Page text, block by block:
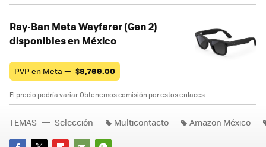
Ray-Ban Meta Wayfarer (Gen 2)
disponibles en México
PVP en Meta — $8,769.00
El precio podría variar. Obtenemos comisión por estos enlaces
TEMAS Selección Multicontacto Amazon México